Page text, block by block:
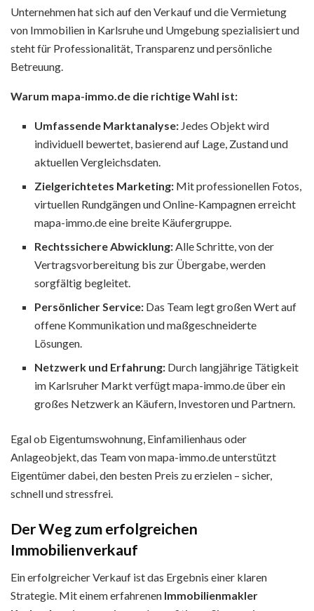
Unternehmen hat sich auf den Verkauf und die Vermietung
von Immobilien in Karlsruhe und Umgebung spezialisiert und
steht für Professionalität, Transparenz und persönliche
Betreuung.
Warum mapa-immo.de die richtige Wahl ist:
Umfassende Marktanalyse: Jedes Objekt wird
individuell bewertet, basierend auf Lage, Zustand und
aktuellen Vergleichsdaten.
Zielgerichtetes Marketing: Mit professionellen Fotos,
virtuellen Rundgängen und Online-Kampagnen erreicht
mapa-immo.de eine breite Käufergruppe.
Rechtssichere Abwicklung:Alle Schritte, von der
Vertragsvorbereitung bis zur Übergabe, werden
sorgfältig begleitet.
Persönlicher Service: Das Team legt großen Wert auf
offene Kommunikation und maßgeschneiderte
Lösungen.
Netzwerk und Erfahrung: Durch langjährige Tätigkeit
im Karlsruher Markt verfügt mapa-immo.de über ein
großes Netzwerk an Käufern, Investoren und Partnern.
Egal ob Eigentumswohnung, Einfamilienhaus oder
Anlageobjekt, das Team von mapa-immo.de unterstützt
Eigentümer dabei, den besten Preis zu erzielen – sicher,
schnell und stressfrei.
Der Weg zum erfolgreichen
Immobilienverkauf
Ein erfolgreicher Verkauf ist das Ergebnis einer klaren
Strategie. Mit einem erfahrenen Immobilienmakler